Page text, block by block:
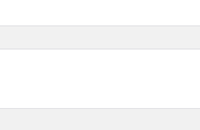
Gewicht - pr. paar:
Profiel: